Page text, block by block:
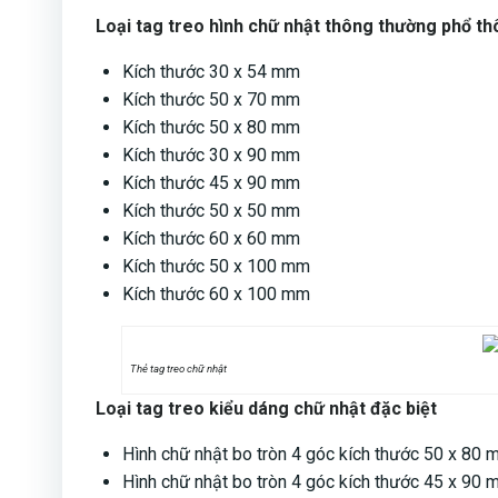
Loại tag treo hình chữ nhật thông thường phổ
​Kích thước 30 x 54 mm
Kích thước 50 x 70 mm
Kích thước 50 x 80 mm
Kích thước 30 x 90 mm
Kích thước 45 x 90 mm
Kích thước 50 x 50 mm
Kích thước 60 x 60 mm
Kích thước 50 x 100 mm
Kích thước 60 x 100 mm
Thẻ tag treo chữ nhật
Loại tag treo kiểu dáng chữ nhật đặc biệt
Hình chữ nhật bo tròn 4 góc kích thước 50 x 80
Hình chữ nhật bo tròn 4 góc kích thước 45 x 90